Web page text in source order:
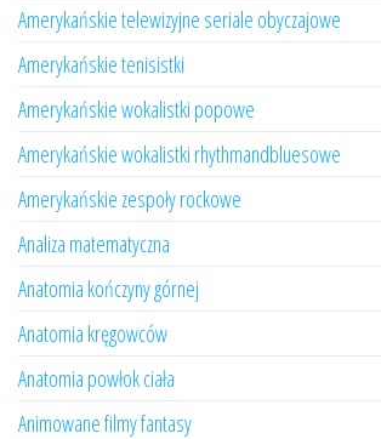
Amerykańskie telewizyjne seriale obyczajowe
Amerykańskie tenisistki
Amerykańskie wokalistki popowe
Amerykańskie wokalistki rhythmandbluesowe
Amerykańskie zespoły rockowe
Analiza matematyczna
Anatomia kończyny górnej
Anatomia kręgowców
Anatomia powłok ciała
Animowane filmy fantasy